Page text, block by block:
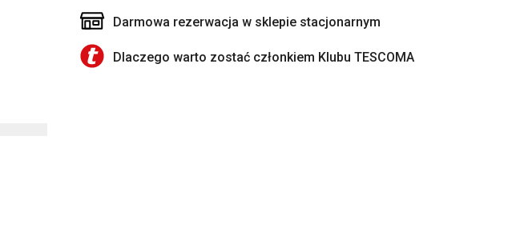
Darmowa rezerwacja w sklepie stacjonarnym
Dlaczego warto zostać członkiem Klubu TESCOMA